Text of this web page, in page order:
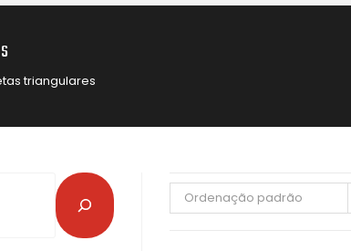
triangulares
Ordenação padrão